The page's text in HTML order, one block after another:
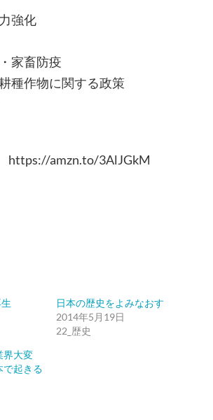
強化
家畜防疫
作物に関する政策
https://amzn.to/3AlJGkM
日本の歴史をよみなおす
2014年5月19日
22_歴史
大変
起きる